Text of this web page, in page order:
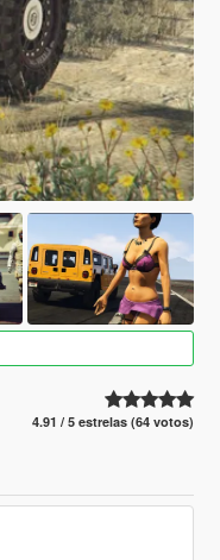
4.91 / 5 estrelas (64 votos)